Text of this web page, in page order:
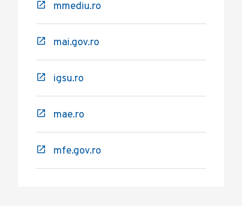
mmediu.ro
mai.gov.ro
igsu.ro
mae.ro
mfe.gov.ro